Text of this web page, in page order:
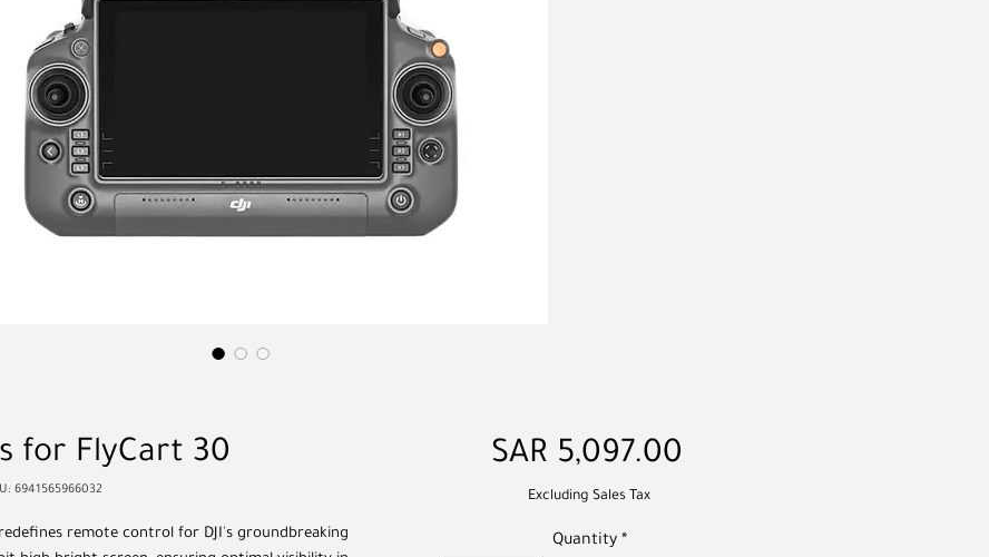
for FlyCart 30
6941565966032
redefines remote control for DJI's groundbreaking
SAR 5,097.00
Excluding Sales Tax
Quantity *